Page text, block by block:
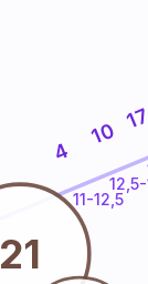
11-12,5
4
10
17
21